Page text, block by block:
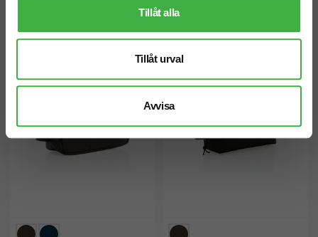
Tillåt alla
Tillåt urval
Avvisa
8 arbetsdagar